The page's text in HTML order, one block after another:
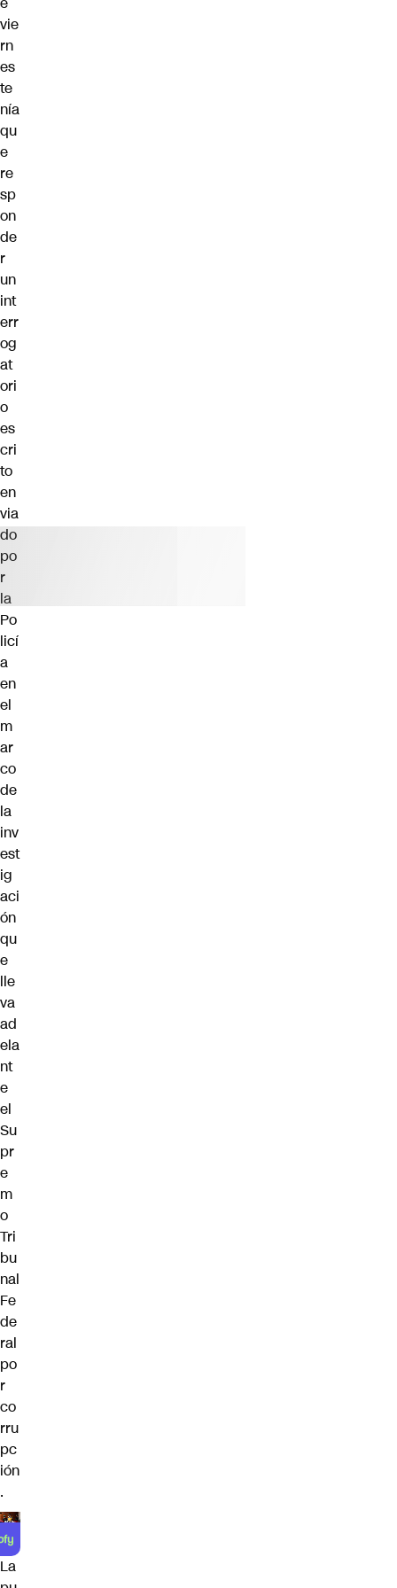
vie
rn
es
te
nía
qu
e
re
sp
on
de
r
un
int
err
og
at
ori
o
es
cri
to
en
via
do
po
r
la
Po
licí
a
en
el
m
ar
co
de
la
inv
est
ig
aci
ón
qu
e
lle
va
ad
ela
nt
e
el
Su
pr
e
m
o
Tri
bu
nal
Fe
de
ral
po
r
co
rru
pc
ión
.
La